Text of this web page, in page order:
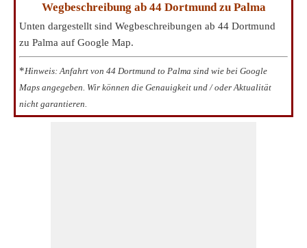
Wegbeschreibung ab 44 Dortmund zu Palma
Unten dargestellt sind Wegbeschreibungen ab 44 Dortmund
zu Palma auf Google Map.
*Hinweis: Anfahrt von 44 Dortmund to Palma sind wie bei Google
Maps angegeben. Wir können die Genauigkeit und / oder Aktualität
nicht garantieren.